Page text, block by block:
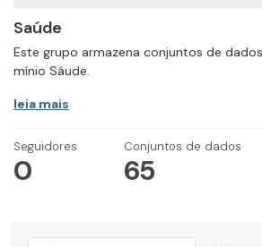
Saúde
Este grupo armazena conjuntos de
mínio Sáude.
leia mais
Seguidores
0
Conjuntos de dados
65